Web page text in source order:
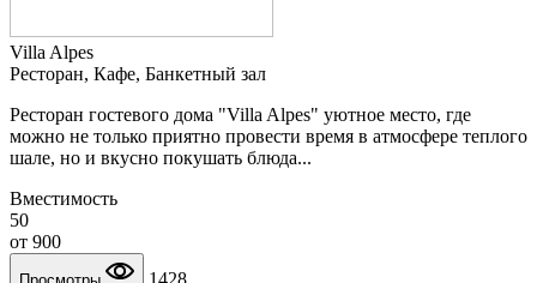
Villa Alpes
Ресторан, Кафе, Банкетный зал
Ресторан гостевого дома "Villa Alpes" уютное место, где
можно не только приятно провести время в атмосфере теплого
шале, но и вкусно покушать блюда...
Вместимость
50
от 900
1428